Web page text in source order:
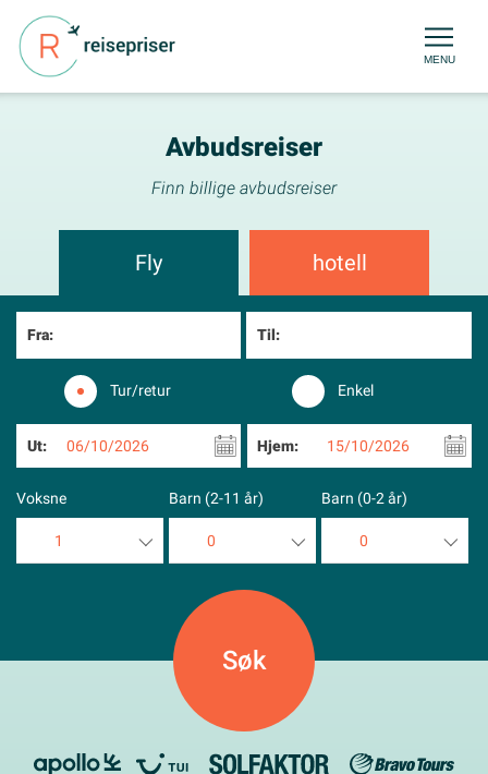
MENU
Avbudsreiser
Finn billige avbudsreiser
Fly hotell
Fra: Til:
Tur/retur Enkel
Ut: 06/10/2026 Hjem: 15/10/2026
Voksne
1
Barn (2-11 år)
0
5
Barn (0-2 år)
0